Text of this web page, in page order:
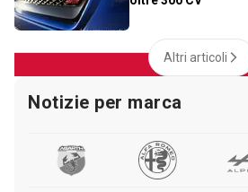
Altri articoli
Notizie per marca